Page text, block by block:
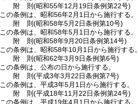
附 則(昭和55年12月19日条例第22号)
この条例は、昭和56年2月1日から施行する。
附 則(昭和58年5月2日条例第10号)
この条例は、昭和58年5月1日から施行する。
附 則(昭和58年9月20日条例第14号)
この条例は、昭和58年10月1日から施行する。
附 則(昭和62年3月9日条例第6号)
この条例は、公布の日から施行する。
附 則(平成3年3月22日条例第7号)
この条例は、平成3年5月1日から施行する。
附 則(平成18年11月22日条例第24号)
この条例は、平成19年4月1日から施行する。